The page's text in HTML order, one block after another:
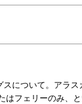
について。アラス
はフェリーのみ、